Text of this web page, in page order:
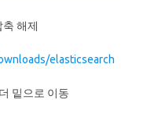
해제
elasticsearch
밑으로 이동